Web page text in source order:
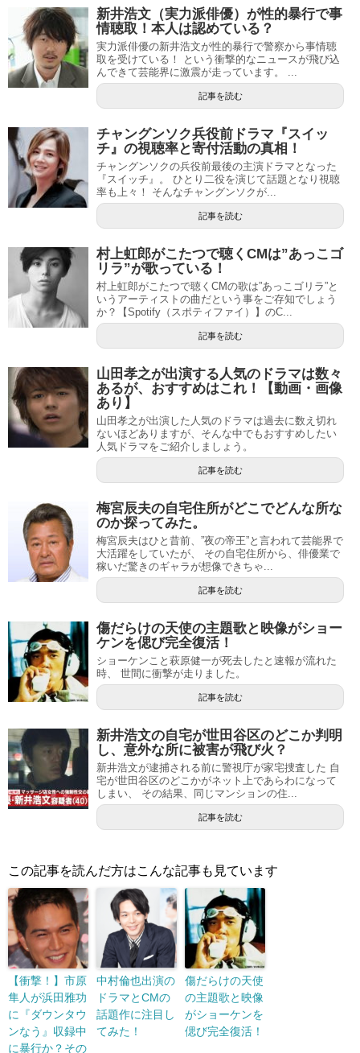
新井浩文（実力派俳優）が性的暴行で事
情聴取！本人は認めている？
実力派俳優の新井浩文が性的暴行で警察から事情聴
取を受けている！ という衝撃的なニュースが飛び込
んできて芸能界に激震が走っています。 ...
記事を読む
チャングンソク兵役前ドラマ『スイッ
チ』の視聴率と寄付活動の真相！
チャングンソクの兵役前最後の主演ドラマとなった
『スイッチ』。 ひとり二役を演じて話題となり視聴
率も上々！ そんなチャングンソクが...
記事を読む
村上虹郎がこたつで聴くCMは”あっこゴ
リラ”が歌っている！
村上虹郎がこたつで聴くCMの歌は”あっこゴリラ”と
いうアーティストの曲だという事をご存知でしょう
か？【Spotify（スポティファイ）】のC...
記事を読む
山田孝之が出演する人気のドラマは数々
あるが、おすすめはこれ！【動画・画像
あり】
山田孝之が出演した人気のドラマは過去に数え切れ
ないほどありますが、そんな中でもおすすめしたい
人気ドラマをご紹介しましょう。
記事を読む
梅宮辰夫の自宅住所がどこでどんな所な
のか探ってみた。
梅宮辰夫はひと昔前、”夜の帝王”と言われて芸能界で
大活躍をしていたが、 その自宅住所から、俳優業で
稼いだ驚きのギャラが想像できちゃ...
記事を読む
傷だらけの天使の主題歌と映像がショー
ケンを偲び完全復活！
ショーケンこと萩原健一が死去したと速報が流れた
時、 世間に衝撃が走りました。
記事を読む
新井浩文の自宅が世田谷区のどこか判明
し、意外な所に被害が飛び火？
新井浩文が逮捕される前に警視庁が家宅捜査した 自
宅が世田谷区のどこかがネット上であらわになって
しまい、 その結果、同じマンションの住...
記事を読む
この記事を読んだ方はこんな記事も見ています
【衝撃！】市原
隼人が浜田雅功
に『ダウンタウ
ンなう』収録中
に暴行か？その
中村倫也出演の
ドラマとCMの
話題作に注目し
てみた！
傷だらけの天使
の主題歌と映像
がショーケンを
偲び完全復活！